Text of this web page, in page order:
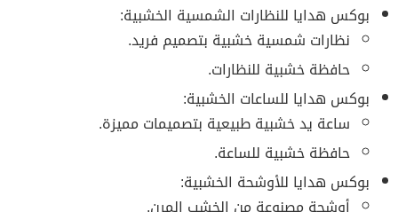
بوكس هدايا للنظارات الشمسية الخشبية:
نظارات شمسية خشبية بتصميم فريد.
حافظة خشبية للنظارات.
بوكس هدايا للساعات الخشبية:
ساعة يد خشبية طبيعية بتصميمات مميزة.
حافظة خشبية للساعة.
بوكس هدايا للأوشحة الخشبية: